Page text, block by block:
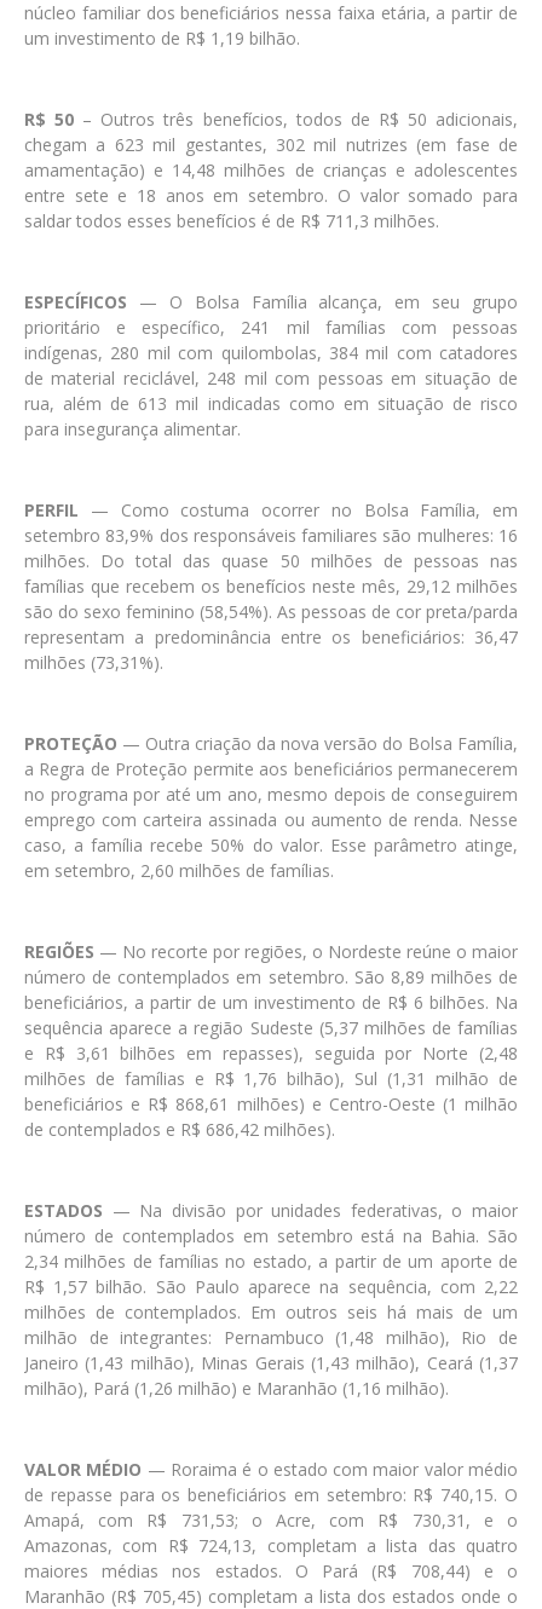
núcleo familiar dos beneficiários nessa faixa etária, a partir de
um investimento de R$ 1,19 bilhão.
R$ 50 – Outros três benefícios, todos de R$ 50 adicionais,
chegam a 623 mil gestantes, 302 mil nutrizes (em fase de
amamentação) e 14,48 milhões de crianças e adolescentes
entre sete e 18 anos em setembro. O valor somado para
saldar todos esses benefícios é de R$ 711,3 milhões.
ESPECÍFICOS — O Bolsa Família alcança, em seu grupo
prioritário e específico, 241 mil famílias com pessoas
indígenas, 280 mil com quilombolas, 384 mil com catadores
de material reciclável, 248 mil com pessoas em situação de
rua, além de 613 mil indicadas como em situação de risco
para insegurança alimentar.
PERFIL — Como costuma ocorrer no Bolsa Família, em
setembro 83,9% dos responsáveis familiares são mulheres: 16
milhões. Do total das quase 50 milhões de pessoas nas
famílias que recebem os benefícios neste mês, 29,12 milhões
são do sexo feminino (58,54%). As pessoas de cor preta/parda
representam a predominância entre os beneficiários: 36,47
milhões (73,31%).
PROTEÇÃO — Outra criação da nova versão do Bolsa Família,
a Regra de Proteção permite aos beneficiários permanecerem
no programa por até um ano, mesmo depois de conseguirem
emprego com carteira assinada ou aumento de renda. Nesse
caso, a família recebe 50% do valor. Esse parâmetro atinge,
em setembro, 2,60 milhões de famílias.
REGIÕES — No recorte por regiões, o Nordeste reúne o maior
número de contemplados em setembro. São 8,89 milhões de
beneficiários, a partir de um investimento de R$ 6 bilhões. Na
sequência aparece a região Sudeste (5,37 milhões de famílias
e R$ 3,61 bilhões em repasses), seguida por Norte (2,48
milhões de famílias e R$ 1,76 bilhão), Sul (1,31 milhão de
beneficiários e R$ 868,61 milhões) e Centro-Oeste (1 milhão
de contemplados e R$ 686,42 milhões).
ESTADOS — Na divisão por unidades federativas, o maior
número de contemplados em setembro está na Bahia. São
2,34 milhões de famílias no estado, a partir de um aporte de
R$ 1,57 bilhão. São Paulo aparece na sequência, com 2,22
milhões de contemplados. Em outros seis há mais de um
milhão de integrantes: Pernambuco (1,48 milhão), Rio de
Janeiro (1,43 milhão), Minas Gerais (1,43 milhão), Ceará (1,37
milhão), Pará (1,26 milhão) e Maranhão (1,16 milhão).
VALOR MÉDIO — Roraima é o estado com maior valor médio
de repasse para os beneficiários em setembro: R$ 740,15. O
Amapá, com R$ 731,53; o Acre, com R$ 730,31, e o
Amazonas, com R$ 724,13, completam a lista das quatro
maiores médias nos estados. O Pará (R$ 708,44) e o
Maranhão (R$ 705,45) completam a lista dos estados onde o